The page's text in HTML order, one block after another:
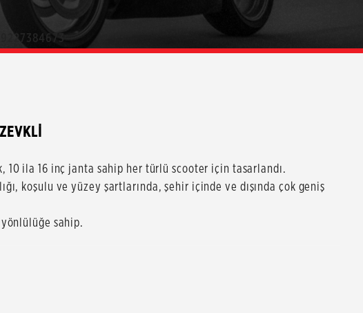
10 ila 16 inç janta sahip her türlü scooter için tasarlandı.
koşulu ve yüzey şartlarında, şehir içinde ve dışında çok geniş
sahip.